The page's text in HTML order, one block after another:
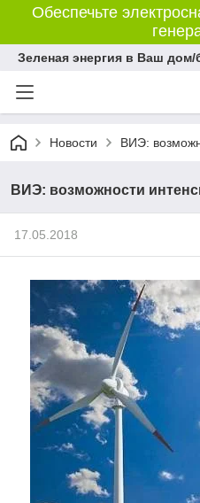
Обеспечьте
Зеленая энергия в Ваш дом/
Новости ВИЭ:
ВИЭ: возможности
17.05.2018